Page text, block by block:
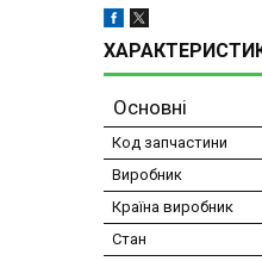
Основні
Код запчастини
Виробник
Країна виробник
Стан